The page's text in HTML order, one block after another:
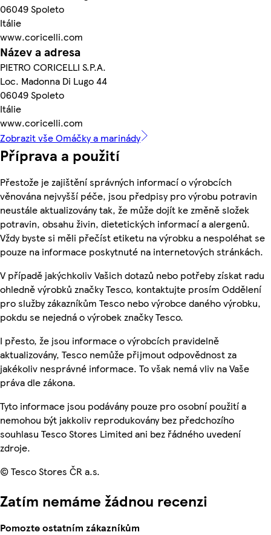
06049 Spoleto
Itálie
www.coricelli.com
Název a adresa
PIETRO CORICELLI S.P.A.
Loc. Madonna Di Lugo 44
06049 Spoleto
Itálie
www.coricelli.com
Zobrazit vše Omáčky a marinády
Příprava a použití
Přestože je zajištění správných informací o výrobcích
věnována nejvyšší péče, jsou předpisy pro výrobu potravin
neustále aktualizovány tak, že může dojít ke změně složek
potravin, obsahu živin, dietetických informací a alergenů.
Vždy byste si měli přečíst etiketu na výrobku a nespoléhat se
pouze na informace poskytnuté na internetových stránkách.
V případě jakýchkoliv Vašich dotazů nebo potřeby získat radu
ohledně výrobků značky Tesco, kontaktujte prosím Oddělení
pro služby zákazníkům Tesco nebo výrobce daného výrobku,
pokdu se nejedná o výrobek značky Tesco.
I přesto, že jsou informace o výrobcích pravidelně
aktualizovány, Tesco nemůže přijmout odpovědnost za
jakékoliv nesprávné informace. To však nemá vliv na Vaše
práva dle zákona.
Tyto informace jsou podávány pouze pro osobní použití a
nemohou být jakkoliv reprodukovány bez předchozího
souhlasu Tesco Stores Limited ani bez řádného uvedení
zdroje.
© Tesco Stores ČR a.s.
Zatím nemáme žádnou recenzi
Pomozte ostatním zákazníkům